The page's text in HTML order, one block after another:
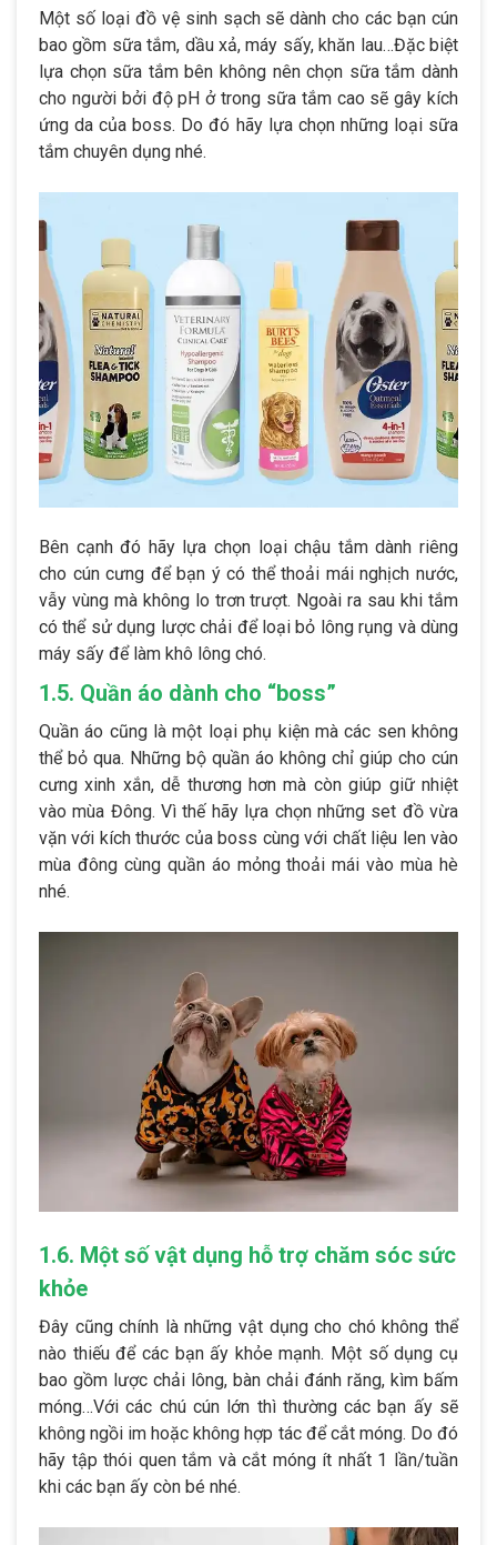
Một số loại đồ vệ sinh sạch sẽ dành cho các bạn cún
bao gồm sữa tắm, dầu xả, máy sấy, khăn lau…Đặc biệt
lựa chọn sữa tắm bên không nên chọn sữa tắm dành
cho người bởi độ pH ở trong sữa tắm cao sẽ gây kích
ứng da của boss. Do đó hãy lựa chọn những loại sữa
tắm chuyên dụng nhé.
Bên cạnh đó hãy lựa chọn loại chậu tắm dành riêng
cho cún cưng để bạn ý có thể thoải mái nghịch nước,
vẫy vùng mà không lo trơn trượt. Ngoài ra sau khi tắm
có thể sử dụng lược chải để loại bỏ lông rụng và dùng
máy sấy để làm khô lông chó.
1.5. Quần áo dành cho “boss”
Quần áo cũng là một loại phụ kiện mà các sen không
thể bỏ qua. Những bộ quần áo không chỉ giúp cho cún
cưng xinh xắn, dễ thương hơn mà còn giúp giữ nhiệt
vào mùa Đông. Vì thế hãy lựa chọn những set đồ vừa
vặn với kích thước của boss cùng với chất liệu len vào
mùa đông cùng quần áo mỏng thoải mái vào mùa hè
nhé.
1.6. Một số vật dụng hỗ trợ chăm sóc sức
khỏe
Đây cũng chính là những vật dụng cho chó không thể
nào thiếu để các bạn ấy khỏe mạnh. Một số dụng cụ
bao gồm lược chải lông, bàn chải đánh răng, kìm bấm
móng…Với các chú cún lớn thì thường các bạn ấy sẽ
không ngồi im hoặc không hợp tác để cắt móng. Do đó
hãy tập thói quen tắm và cắt móng ít nhất 1 lần/tuần
khi các bạn ấy còn bé nhé.